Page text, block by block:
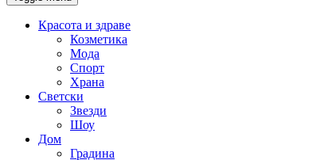
Красота и здраве
Козметика
Мода
Спорт
Храна
Светски
Звезди
Шоу
Дом
Градина